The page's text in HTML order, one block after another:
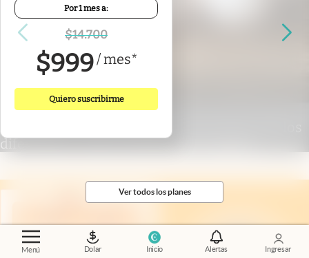
Menú Dolar Inicio Alertas Ingresar
Por 1 mes a:
$14.700
$999/mes*
Quiero suscribirme
Ver todos los planes
diferencia y cuál recomiendan comprar